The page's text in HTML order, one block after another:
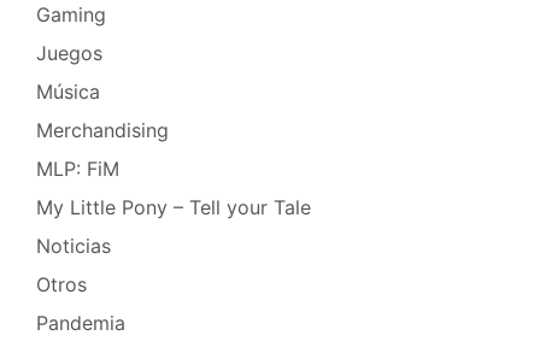
Gaming
Juegos
Música
Merchandising
MLP: FiM
My Little Pony – Tell your Tale
Noticias
Otros
Pandemia